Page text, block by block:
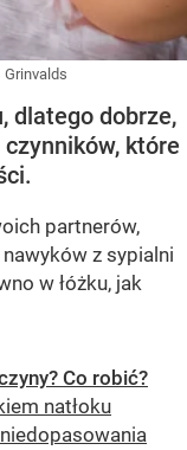
Grinvalds
dlatego dobrze,
które
partnerów,
z sypialni
w łóżku, jak
Co robić?
natłoku